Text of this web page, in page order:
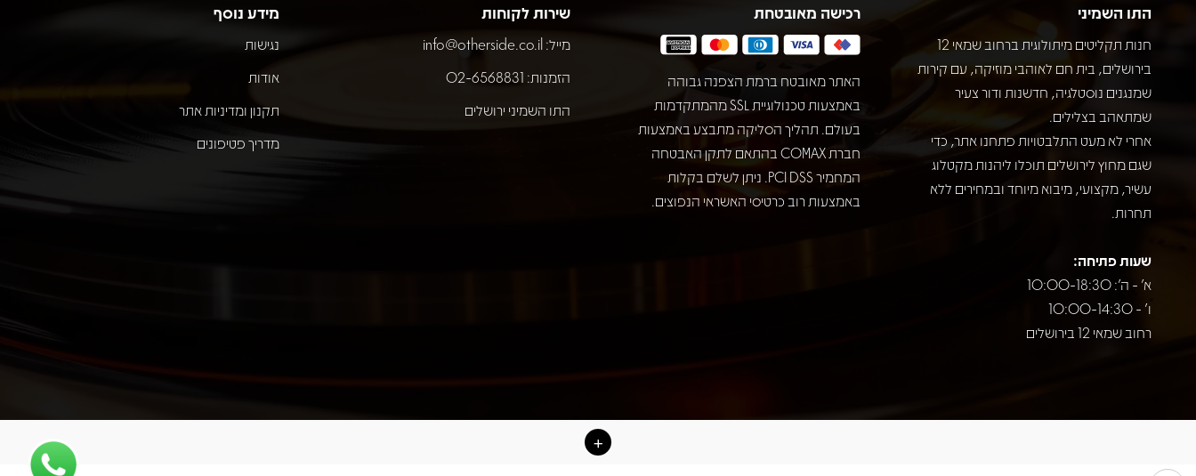
התו השמיני
חנות תקליטים מיתולוגית ברחוב שמאי 12
בירושלים, בית חם לאוהבי מוזיקה, עם קירות
שמנגנים נוסטלגיה, חדשנות ודור צעיר
שמתאהב בצלילים.
אחרי לא מעט התלבטויות פתחנו אתר, כדי
שגם מחוץ לירושלים תוכלו ליהנות מקטלוג
עשיר, מקצועי, מיבוא מיוחד ובמחירים ללא
תחרות.
שעות פתיחה:
א' - ה': 10:00-18:30
ו' - 10:00-14:30
רחוב שמאי 12 בירושלים
רכישה מאובטחת
האתר מאובטח ברמת הצפנה גבוהה
באמצעות טכנולוגיית SSL מהמתקדמות
בעולם. תהליך הסליקה מתבצע באמצעות
חברת COMAX בהתאם לתקן האבטחה
המחמיר PCI DSS. ניתן לשלם בקלות
באמצעות רוב כרטיסי האשראי הנפוצים.
שירות לקוחות
מייל: info@otherside.co.il
הזמנות: 02-6568831
התו השמיני ירושלים
מידע נוסף
נגישות
אודות
תקנון ומדיניות אתר
מדריך פטיפונים